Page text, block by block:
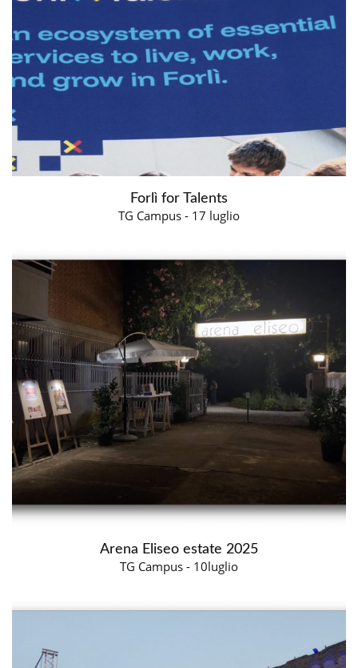
Forlì for Talents
TG Campus - 17 luglio
Arena Eliseo estate 2025
TG Campus - 10luglio